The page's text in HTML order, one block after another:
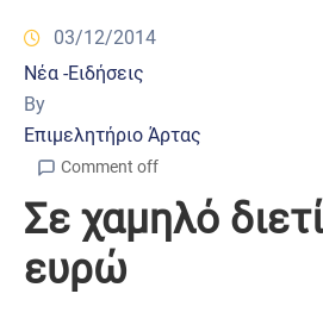
03/12/2014
Νέα -Ειδήσεις
By
Επιμελητήριο Άρτας
Comment off
Σε χαμηλό
ευρώ